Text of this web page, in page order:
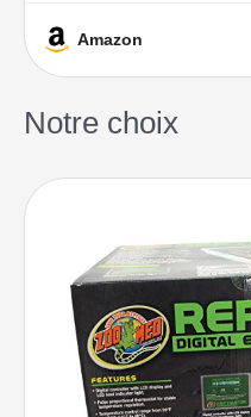
Amazon
Notre choix